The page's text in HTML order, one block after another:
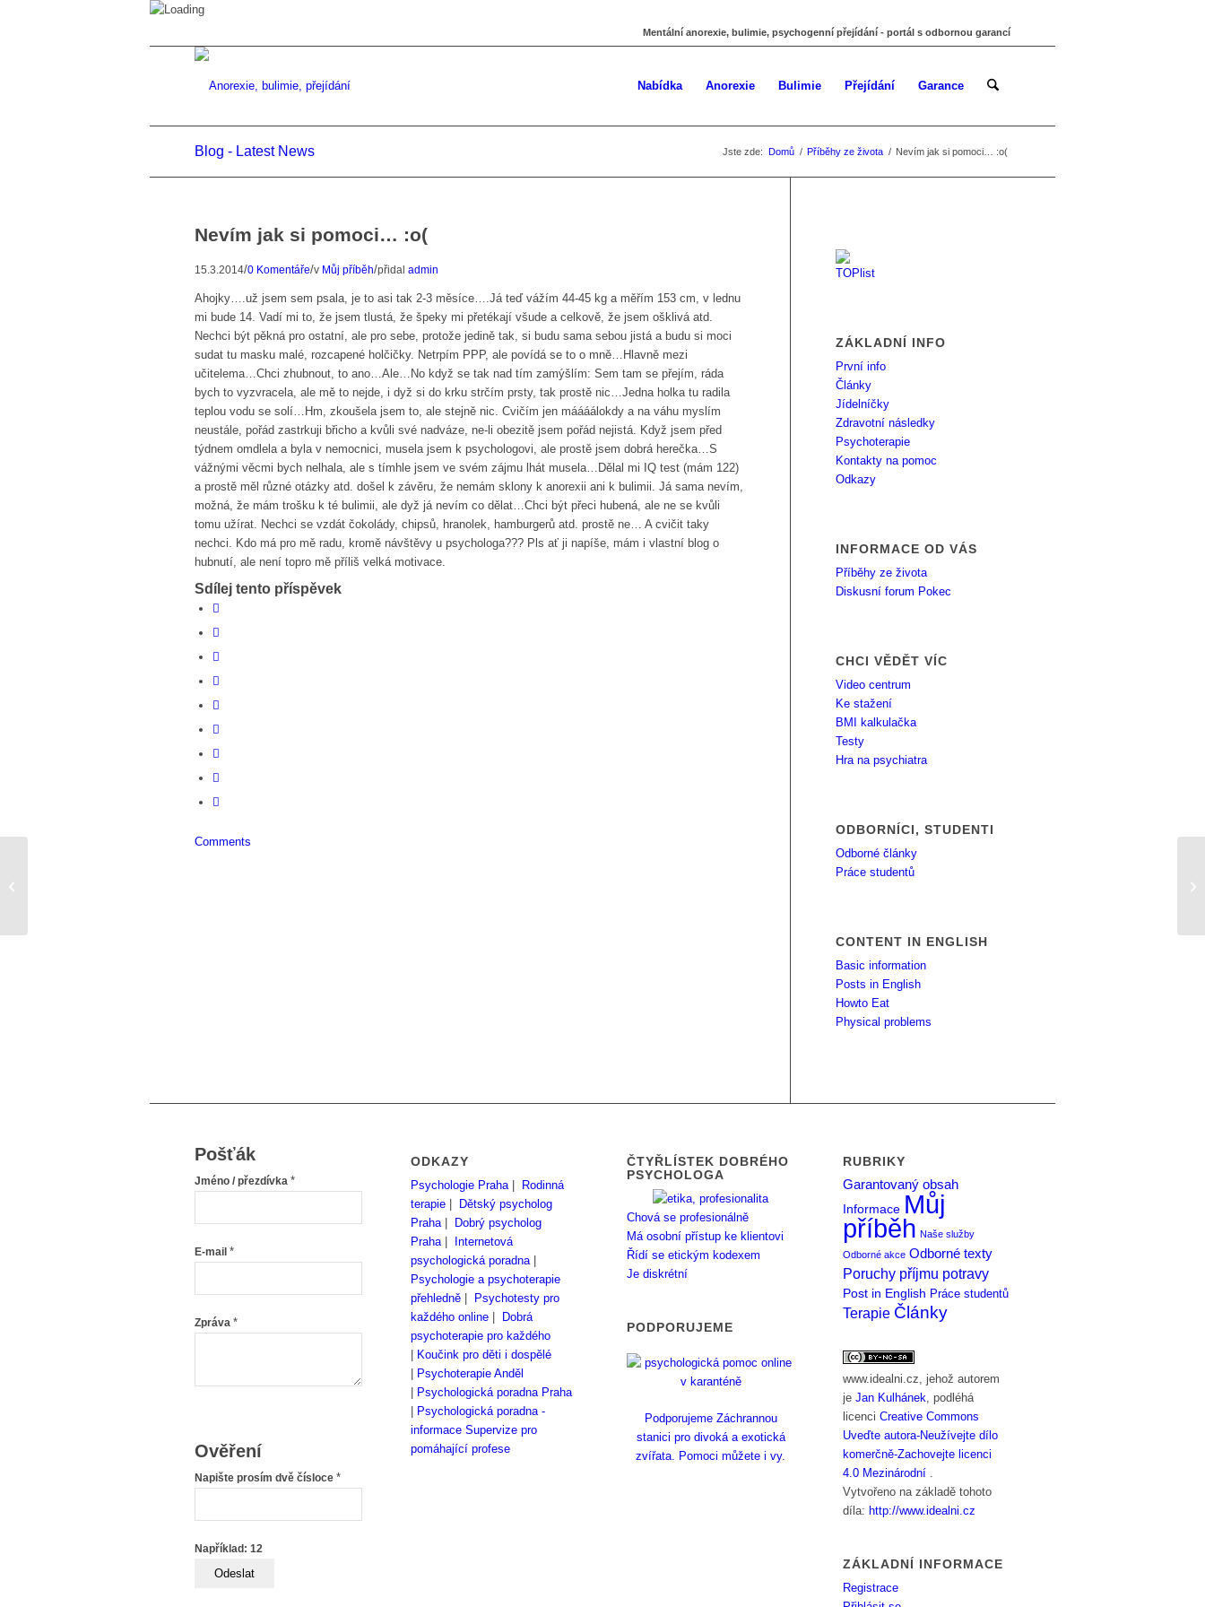
Mentální anorexie, bulimie, psychogenní přejídání - portál s odbornou garancí
Nabídka Anorexie Bulimie Přejídání Garance
Blog - Latest News Jste zde: Domů / Příběhy ze života / Nevím jak si pomoci… :o(
Nevím jak si pomoci… :o(
15.3.2014/0 Komentáře/v Můj příběh/přidal admin
Ahojky….už jsem sem psala, je to asi tak 2-3 měsíce….Já teď vážím 44-45 kg a měřím 153 cm, v lednu
mi bude 14. Vadí mi to, že jsem tlustá, že špeky mi přetékají všude a celkově, že jsem ošklivá atd.
Nechci být pěkná pro ostatní, ale pro sebe, protože jedině tak, si budu sama sebou jistá a budu si moci
sudat tu masku malé, rozcapené holčičky. Netrpím PPP, ale povídá se to o mně…Hlavně mezi
učitelema…Chci zhubnout, to ano…Ale…No když se tak nad tím zamýšlím: Sem tam se přejím, ráda
bych to vyzvracela, ale mě to nejde, i dyž si do krku strčím prsty, tak prostě nic…Jedna holka tu radila
teplou vodu se solí…Hm, zkoušela jsem to, ale stejně nic. Cvičím jen máááálokdy a na váhu myslím
neustále, pořád zastrkuji břicho a kvůli své nadváze, ne-li obezitě jsem pořád nejistá. Když jsem před
týdnem omdlela a byla v nemocnici, musela jsem k psychologovi, ale prostě jsem dobrá herečka…S
vážnými věcmi bych nelhala, ale s tímhle jsem ve svém zájmu lhát musela…Dělal mi IQ test (mám 122)
a prostě měl různé otázky atd. došel k závěru, že nemám sklony k anorexii ani k bulimii. Já sama nevím,
možná, že mám trošku k té bulimii, ale dyž já nevím co dělat…Chci být přeci hubená, ale ne se kvůli
tomu užírat. Nechci se vzdát čokolády, chipsů, hranolek, hamburgerů atd. prostě ne… A cvičit taky
nechci. Kdo má pro mě radu, kromě návštěvy u psychologa??? Pls ať ji napíše, mám i vlastní blog o
hubnutí, ale není topro mě příliš velká motivace.
Sdílej tento příspěvek
Comments
ZÁKLADNÍ INFO
První info
Články
Jídelníčky
Zdravotní následky
Psychoterapie
Kontakty na pomoc
Odkazy
INFORMACE OD VÁS
Příběhy ze života
Diskusní forum Pokec
CHCI VĚDĚT VÍC
Video centrum
Ke stažení
BMI kalkulačka
Testy
Hra na psychiatra
ODBORNÍCI, STUDENTI
Odborné články
Práce studentů
CONTENT IN ENGLISH
Basic information
Posts in English
Howto Eat
Physical problems
Pošťák
Jméno / přezdívka *
E-mail *
Zpráva *
Ověření
Napište prosím dvě čísloce *
Například: 12
ODKAZY
Psychologie Praha|
Rodinná
terapie
Dětský psycholog
Praha|
Dobrý psycholog
Praha|
Internetová
psychologická poradna|
Psychologie a psychoterapie
přehledně
Psychotesty pro
každého online
Dobrá
psychoterapie pro každého
Koučink pro děti i dospělé
Psychoterapie Anděl
Psychologická poradna Praha
Psychologická poradna -
informace Supervize pro
pomáhající profese
ČTYŘLÍSTEK DOBRÉHO
PSYCHOLOGA
Chová se profesionálně
Má osobní přístup ke klientovi
Řídí se etickým kodexem
Je diskrétní
PODPORUJEME
Podporujeme Záchrannou
stanici pro divoká a exotická
zvířata. Pomoci můžete i vy.
RUBRIKY
Garantovaný obsah
Informace Můj
příběh Naše služby
Odborné akce Odborné texty
Poruchy příjmu potravy
Post in English Práce studentů
Terapie Články
www.idealni.cz, jehož autorem
jeJan Kulhánek, podléhá
licenciCreative Commons
Uveďte autora-Neužívejte dílo
komerčně-Zachovejte licenci
4.0 Mezinárodní .
Vytvořeno na základě tohoto
díla: http://www.idealni.cz
ZÁKLADNÍ INFORMACE
Registrace